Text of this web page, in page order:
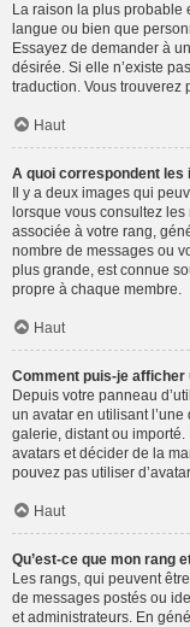
La raison la plus probable
langue ou bien que
Essayez de demander à
désirée. Si elle n’existe
traduction. Vous trouverez
Haut
A quoi correspondent les
Il y a deux images qui
lorsque vous consultez les
associée à votre rang,
nombre de messages ou
plus grande, est connue
propre à chaque membre.
Haut
Comment puis-je afficher
Depuis votre panneau
un avatar en utilisant l’une
galerie, distant ou importé.
avatars et décider de la
pouvez pas utiliser
Haut
Qu’est-ce que mon rang
Les rangs, qui peuvent
de messages postés ou
et administrateurs. En